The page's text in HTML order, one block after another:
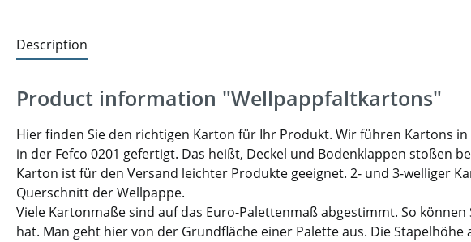
Description
Product information "Wellpappfaltkartons"
Hier finden Sie den richtigen Karton für Ihr Produkt. Wir führen Kartons
in der Fefco 0201 gefertigt. Das heißt, Deckel und Bodenklappen stoßen
Karton ist für den Versand leichter Produkte geeignet. 2- und 3-welliger
Querschnitt der Wellpappe.
Viele Kartonmaße sind auf das Euro-Palettenmaß abgestimmt. So
hat. Man geht hier von der Grundfläche einer Palette aus. Die